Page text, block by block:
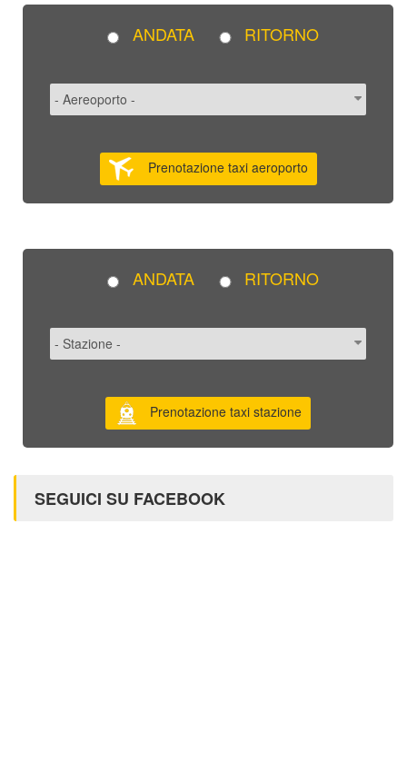
ANDATA RITORNO
Prenotazione taxi aeroporto
ANDATA RITORNO
Prenotazione taxi stazione
SEGUICI SU FACEBOOK